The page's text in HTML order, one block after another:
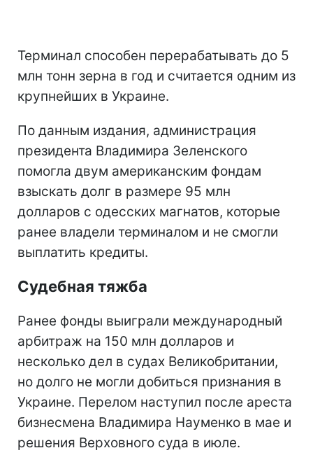
Терминал способен перерабатывать до 5
млн тонн зерна в год и считается одним из
крупнейших в Украине.
По данным издания, администрация
президента Владимира Зеленского
помогла двум американским фондам
взыскать долг в размере 95 млн
долларов с одесских магнатов, которые
ранее владели терминалом и не смогли
выплатить кредиты.
Судебная тяжба
Ранее фонды выиграли международный
арбитраж на 150 млн долларов и
несколько дел в судах Великобритании,
но долго не могли добиться признания в
Украине. Перелом наступил после ареста
бизнесмена Владимира Науменко в мае и
решения Верховного суда в июле.